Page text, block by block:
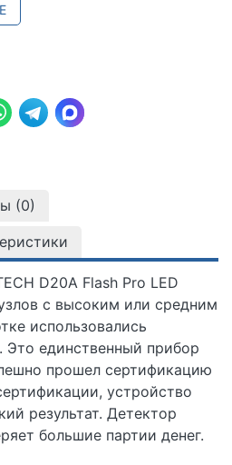
(0)
D20A Flash Pro LED
с высоким или средним
использовались
Это единственный прибор
прошел сертификацию
устройство
результат. Детектор
большие партии денег.